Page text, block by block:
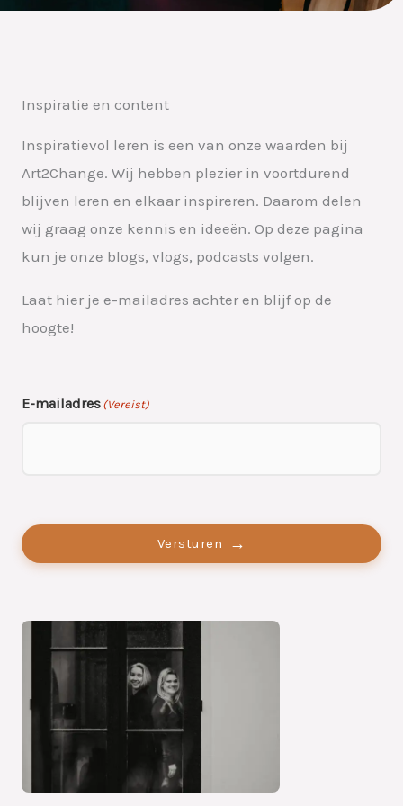
Inspiratie en content
Inspiratievol leren is een van onze waarden bij
Art2Change. Wij hebben plezier in voortdurend
blijven leren en elkaar inspireren. Daarom delen
wij graag onze kennis en ideeën. Op deze pagina
kun je onze blogs, vlogs, podcasts volgen.
Laat hier je e-mailadres achter en blijf op de
hoogte!
E-mailadres (Vereist)
titel
Versturen